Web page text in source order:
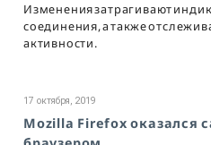
Изменения затрагивают
соединения, а также
активности.
17 октября, 2019
Mozilla Firefox оказался